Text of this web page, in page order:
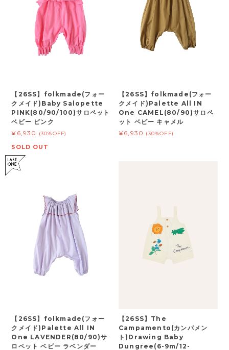
【26SS】folkmade(フォー
クメイド)Baby Salopette
PINK(80/90/100)サロペット
ベビー ピンク
¥6,930
(30%OFF)
SOLD OUT
【26SS】folkmade(フォー
クメイド)Palette All IN
One CAMEL(80/90)サロペ
ット ベビー キャメル
¥6,930 (30%OFF)
【26SS】folkmade(フォー
クメイド)Palette All IN
One LAVENDER(80/90)サ
ロペット ベビー ラベンダー
【26SS】The
Campamento(カンパメン
ト)Drawing Baby
Dungree(6-9m/12-